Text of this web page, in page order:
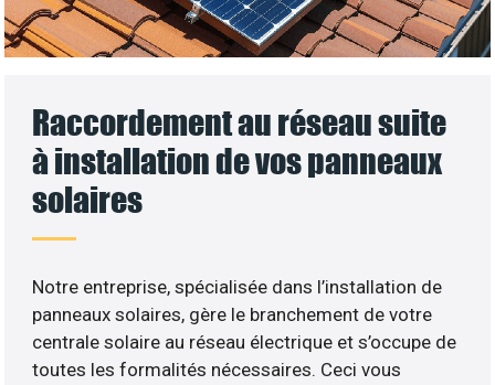
Raccordement au réseau suite
à installation de vos panneaux
solaires
Notre entreprise, spécialisée dans l’installation de
panneaux solaires, gère le branchement de votre
centrale solaire au réseau électrique et s’occupe de
toutes les formalités nécessaires. Ceci vous